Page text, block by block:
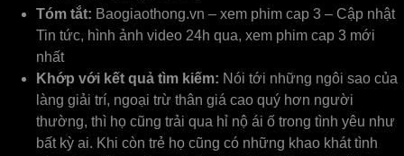
Tóm tắt: Baogiaothong.vn – xem phim cap 3 – Cập nhật
Tin tức, hình ảnh video 24h qua, xem phim cap 3 mới
nhất
Khớp với kết quả tìm kiếm: Nói tới những ngôi sao của
làng giải trí, ngoại trừ thân giá cao quý hơn người
thường, thì họ cũng trải qua hỉ nộ ái ố trong tình yêu như
bất kỳ ai. Khi còn trẻ họ cũng có những khao khát tình